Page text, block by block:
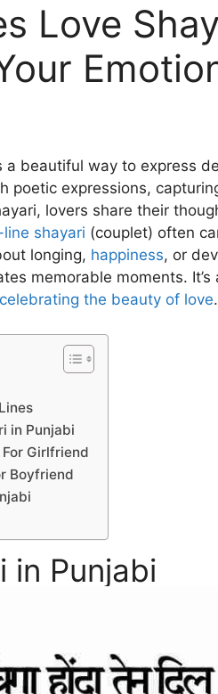
Love
a beautiful way to express
poetic expressions,
lovers share their
shayari (couplet) often
longing, happiness, or
memorable moments.
celebrating the beauty of love.
in Punjabi
Girlfriend
Boyfriend
in Punjabi